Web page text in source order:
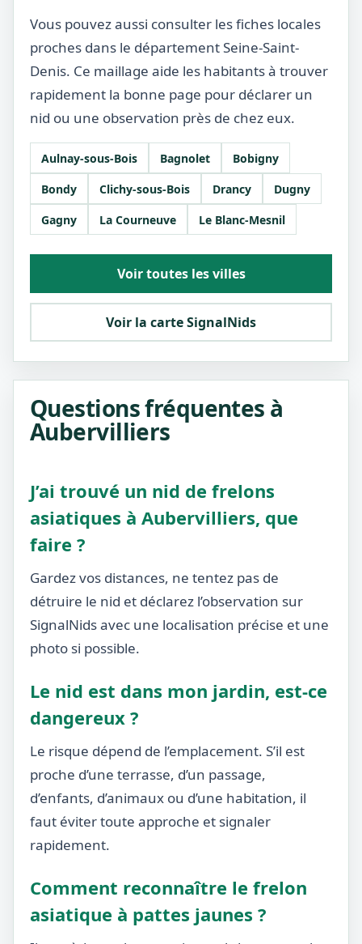
Vous pouvez aussi consulter les fiches locales
proches dans le département Seine-Saint-
Denis. Ce maillage aide les habitants à trouver
rapidement la bonne page pour déclarer un
nid ou une observation près de chez eux.
Aulnay-sous-Bois Bagnolet
Bobigny
Bondy
Clichy-sous-Bois Drancy
Dugny
Gagny
La Courneuve Le Blanc-Mesnil
Voir toutes les villes
Voir la carte SignalNids
Questions fréquentes à
Aubervilliers
J’ai trouvé un nid de frelons
asiatiques à Aubervilliers, que
faire ?
Gardez vos distances, ne tentez pas de
détruire le nid et déclarez l’observation sur
SignalNids avec une localisation précise et une
photo si possible.
Le nid est dans mon jardin, est-ce
dangereux ?
Le risque dépend de l’emplacement. S’il est
proche d’une terrasse, d’un passage,
d’enfants, d’animaux ou d’une habitation, il
faut éviter toute approche et signaler
rapidement.
Comment reconnaître le frelon
asiatique à pattes jaunes ?